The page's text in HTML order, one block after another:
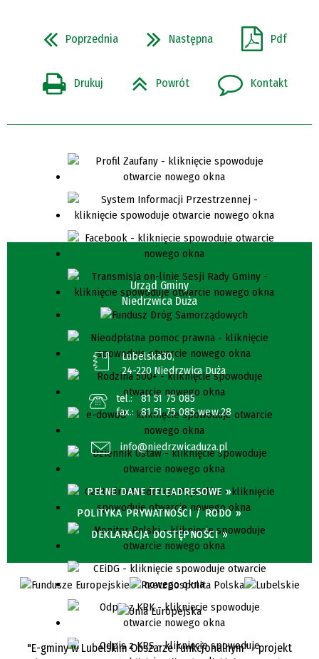
Poprzednia Następna Pdf
Drukuj Powrót Kontakt
Urząd Gminy
Niedrzwica Duża
Lubelska30,
24-220 Niedrzwica Duża
tel.:
81 51 75 085
fax.:
81 51 75 085 wew.28
info@niedrzwicaduza.pl
PEŁNE DANE TELEADRESOWE »
POLITYKA PRYWATNOŚCI / RODO »
DEKLARACJA DOSTĘPNOŚCI »
"E-gminy w Lubelskim Obszarze Funkcjonalnym" - projekt